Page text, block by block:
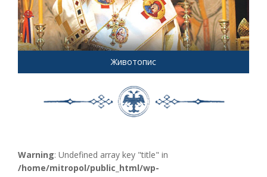
Животопис
Warning: Undefined array key "title" in
/home/mitropol/public_html/wp-